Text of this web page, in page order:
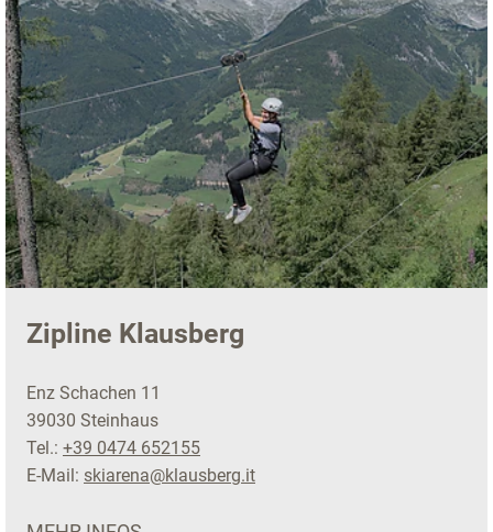
Zipline Klausberg
Enz Schachen 11
39030 Steinhaus
Tel.: +39 0474 652155
E-Mail: skiarena@klausberg.it